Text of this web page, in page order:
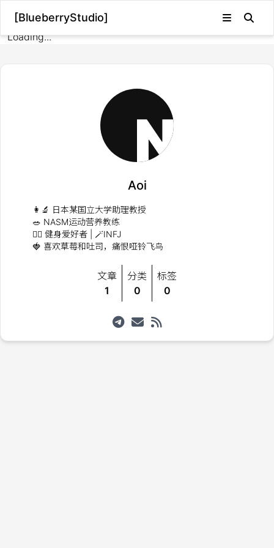
[BlueberryStudio]
Loading...
Aoi
👩‍🔬 日本某国立大学助理教授
🥗 NASM运动营养教练
🏋️‍♀️ 健身爱好者 | 🪄INFJ
🍓 喜欢草莓和吐司，痛恨哑铃飞鸟
文章
1
分类
0
标签
0